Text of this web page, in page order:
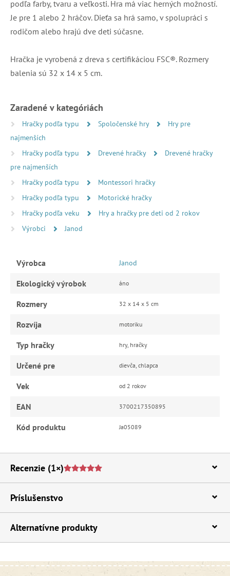
podľa farby, tvaru a veľkosti. Hra má viac herných možností.
Je pre 1 alebo 2 hráčov. Dieťa sa hrá samo, v spolupráci s
rodičom alebo hrajú dve deti súčasne.
Hračka je vyrobená z dreva s certifikáciou FSC®. Rozmery
balenia sú 32 x 14 x 5 cm.
Zaradené v kategóriách
Hračky podľa typu Spoločenské hry
Hry pre
najmenších
Hračky podľa typu
Drevené hračky
Drevené hračky
pre najmenších
Hračky podľa typu
Montessori hračky
Hračky podľa typu
Motorické hračky
Hračky podľa veku
Hry a hračky pre deti od 2 rokov
Výrobci
Janod
Výrobca Janod
Ekologický výrobok áno
Rozmery 32 x 14 x 5 cm
Rozvíja motoriku
Typ hračky hry, hračky
Určené pre dievča, chlapca
Vek od 2 rokov
EAN 3700217350895
Kód produktu Ja05089
Recenzie (1×)
Príslušenstvo
Alternatívne produkty